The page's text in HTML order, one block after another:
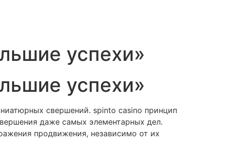
успехи»
успехи»
свершений. spinto casino принцип
даже самых элементарных дел.
продвижения, независимо от их